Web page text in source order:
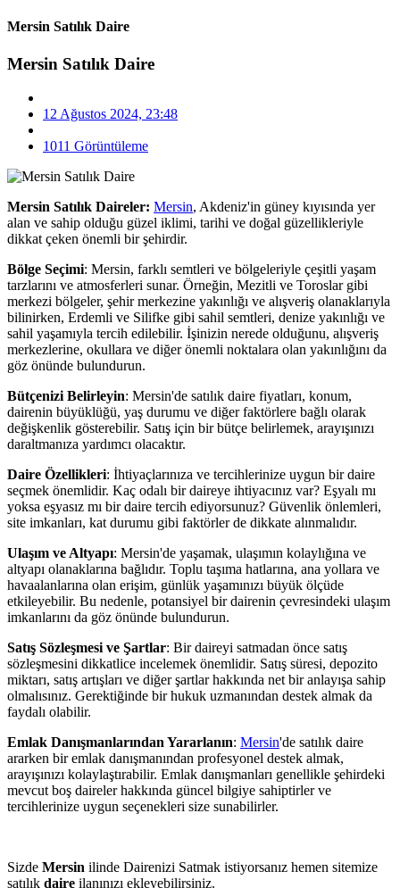
Mersin Satılık Daire
Mersin Satılık Daire
12 Ağustos 2024, 23:48
1011 Görüntüleme
Mersin Satılık Daireler: Mersin, Akdeniz'in güney kıyısında yer
alan ve sahip olduğu güzel iklimi, tarihi ve doğal güzellikleriyle
dikkat çeken önemli bir şehirdir.
Bölge Seçimi: Mersin, farklı semtleri ve bölgeleriyle çeşitli yaşam
tarzlarını ve atmosferleri sunar. Örneğin, Mezitli ve Toroslar gibi
merkezi bölgeler, şehir merkezine yakınlığı ve alışveriş olanaklarıyla
bilinirken, Erdemli ve Silifke gibi sahil semtleri, denize yakınlığı ve
sahil yaşamıyla tercih edilebilir. İşinizin nerede olduğunu, alışveriş
merkezlerine, okullara ve diğer önemli noktalara olan yakınlığını da
göz önünde bulundurun.
Bütçenizi Belirleyin: Mersin'de satılık daire fiyatları, konum,
dairenin büyüklüğü, yaş durumu ve diğer faktörlere bağlı olarak
değişkenlik gösterebilir. Satış için bir bütçe belirlemek, arayışınızı
daraltmanıza yardımcı olacaktır.
Daire Özellikleri: İhtiyaçlarınıza ve tercihlerinize uygun bir daire
seçmek önemlidir. Kaç odalı bir daireye ihtiyacınız var? Eşyalı mı
yoksa eşyasız mı bir daire tercih ediyorsunuz? Güvenlik önlemleri,
site imkanları, kat durumu gibi faktörler de dikkate alınmalıdır.
Ulaşım ve Altyapı: Mersin'de yaşamak, ulaşımın kolaylığına ve
altyapı olanaklarına bağlıdır. Toplu taşıma hatlarına, ana yollara ve
havaalanlarına olan erişim, günlük yaşamınızı büyük ölçüde
etkileyebilir. Bu nedenle, potansiyel bir dairenin çevresindeki ulaşım
imkanlarını da göz önünde bulundurun.
Satış Sözleşmesi ve Şartlar: Bir daireyi satmadan önce satış
sözleşmesini dikkatlice incelemek önemlidir. Satış süresi, depozito
miktarı, satış artışları ve diğer şartlar hakkında net bir anlayışa sahip
olmalısınız. Gerektiğinde bir hukuk uzmanından destek almak da
faydalı olabilir.
Emlak Danışmanlarından Yararlanın: Mersin'de satılık daire
ararken bir emlak danışmanından profesyonel destek almak,
arayışınızı kolaylaştırabilir. Emlak danışmanları genellikle şehirdeki
mevcut boş daireler hakkında güncel bilgiye sahiptirler ve
tercihlerinize uygun seçenekleri size sunabilirler.
Sizde Mersin ilinde Dairenizi Satmak istiyorsanız hemen sitemize
satılık daire ilanınızı ekleyebilirsiniz.